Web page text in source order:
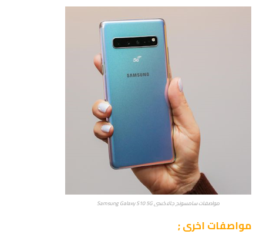
مواصفات سامسونج جالاكسي Samsung Galaxy S10 5G
مواصفات اخرى;